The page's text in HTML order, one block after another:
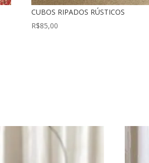
CUBOS RIPADOS RÚSTICOS
R$85,00